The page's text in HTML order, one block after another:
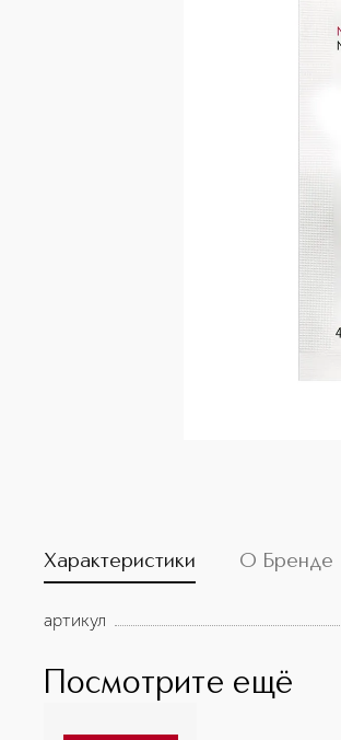
Характеристики О Бренде
артикул
Посмотрите ещё